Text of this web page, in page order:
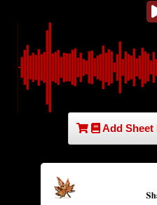
Add Sheet